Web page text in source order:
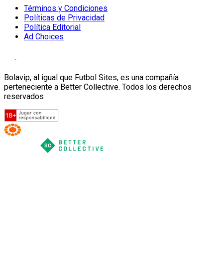
Términos y Condiciones
Políticas de Privacidad
Política Editorial
Ad Choices
Bolavip, al igual que Futbol Sites, es una compañía
perteneciente a Better Collective. Todos los derechos
reservados